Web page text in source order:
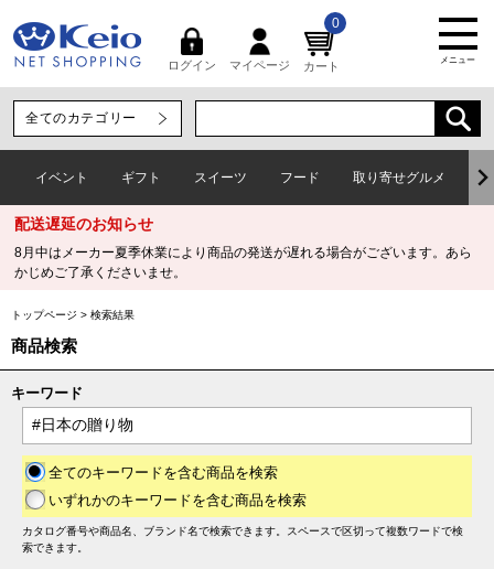
ログイン マイページ カート
0
メニュー
イベント ギフト スイーツ フード 取り寄せグルメ
配送遅延のお知らせ
8月中はメーカー夏季休業により商品の発送が遅れる場合がございます。あら
かじめご了承くださいませ。
トップページ > 検索結果
商品検索
キーワード
全てのキーワードを含む商品を検索
いずれかのキーワードを含む商品を検索
カタログ番号や商品名、ブランド名で検索できます。スペースで区切って複数ワードで検
索できます。